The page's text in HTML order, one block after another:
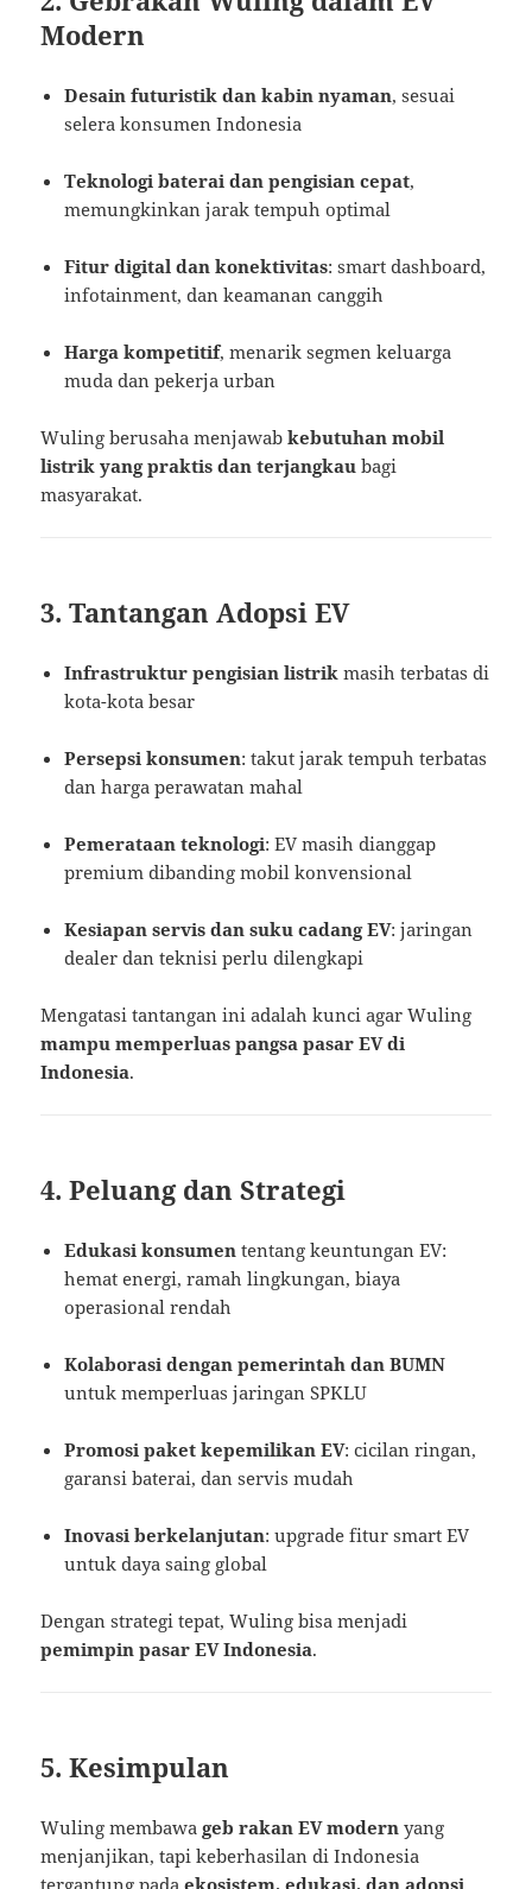
Modern
Desain futuristik dan kabin nyaman, sesuai
selera konsumen Indonesia
Teknologi baterai dan pengisian cepat,
memungkinkan jarak tempuh optimal
Fitur digital dan konektivitas: smart dashboard,
infotainment, dan keamanan canggih
Harga kompetitif, menarik segmen keluarga
muda dan pekerja urban
Wuling berusaha menjawabkebutuhan mobil
listrik yang praktis dan terjangkau bagi
masyarakat.
3. Tantangan Adopsi EV
Infrastruktur pengisian listrik masih terbatas di
kota-kota besar
Persepsi konsumen: takut jarak tempuh terbatas
dan harga perawatan mahal
Pemerataan teknologi: EV masih dianggap
premium dibanding mobil konvensional
Kesiapan servis dan suku cadang EV: jaringan
dealer dan teknisi perlu dilengkapi
Mengatasi tantangan ini adalah kunci agar Wuling
mampu memperluas pangsa pasar EV di
Indonesia.
4. Peluang dan Strategi
Edukasi konsumen tentang keuntungan EV:
hemat energi, ramah lingkungan, biaya
operasional rendah
Kolaborasi dengan pemerintah dan BUMN
untuk memperluas jaringan SPKLU
Promosi paket kepemilikan EV: cicilan ringan,
garansi baterai, dan servis mudah
Inovasi berkelanjutan: upgrade fitur smart EV
untuk daya saing global
Dengan strategi tepat, Wuling bisa menjadi
pemimpin pasar EV Indonesia.
5. Kesimpulan
Wuling membawageb rakan EV modern yang
menjanjikan, tapi keberhasilan di Indonesia